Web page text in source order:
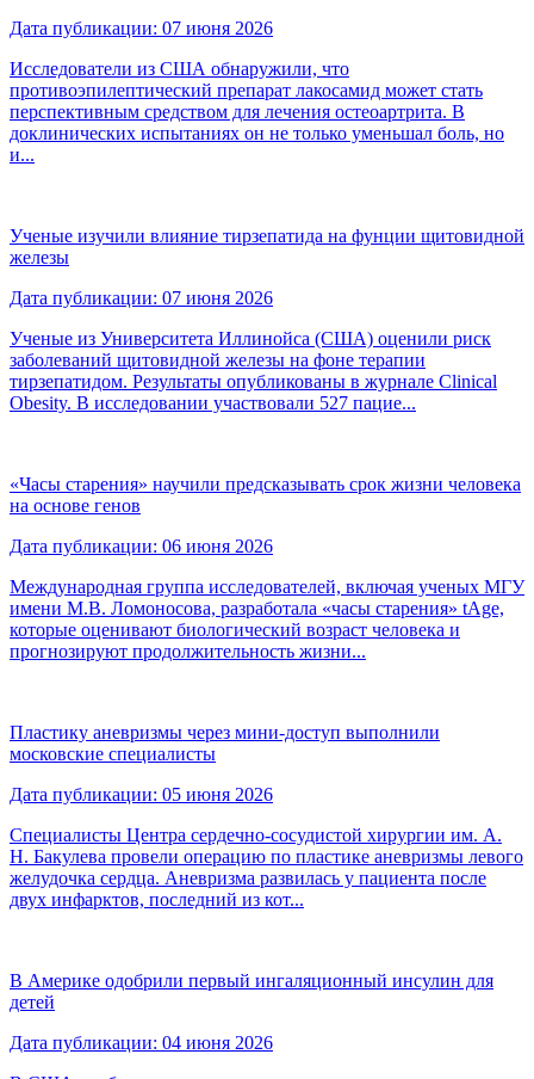
Дата публикации: 07 июня 2026
Исследователи из США обнаружили, что
противоэпилептический препарат лакосамид может стать
перспективным средством для лечения остеоартрита. В
доклинических испытаниях он не только уменьшал боль, но
и...
Ученые изучили влияние тирзепатида на фунции щитовидной
железы
Дата публикации: 07 июня 2026
Ученые из Университета Иллинойса (США) оценили риск
заболеваний щитовидной железы на фоне терапии
тирзепатидом. Результаты опубликованы в журнале Clinical
Obesity. В исследовании участвовали 527 пацие...
«Часы старения» научили предсказывать срок жизни человека
на основе генов
Дата публикации: 06 июня 2026
Международная группа исследователей, включая ученых МГУ
имени М.В. Ломоносова, разработала «часы старения» tAge,
которые оценивают биологический возраст человека и
прогнозируют продолжительность жизни...
Пластику аневризмы через мини-доступ выполнили
московские специалисты
Дата публикации: 05 июня 2026
Специалисты Центра сердечно-сосудистой хирургии им. А.
Н. Бакулева провели операцию по пластике аневризмы левого
желудочка сердца. Аневризма развилась у пациента после
двух инфарктов, последний из кот...
В Америке одобрили первый ингаляционный инсулин для
детей
Дата публикации: 04 июня 2026